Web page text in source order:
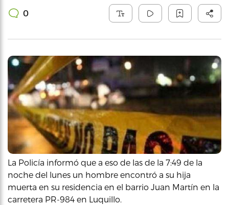
0
La Policía informó que a eso de las de la 7:49 de la
noche del lunes un hombre encontró a su hija
muerta en su residencia en el barrio Juan Martín en la
carretera PR-984 en Luquillo.